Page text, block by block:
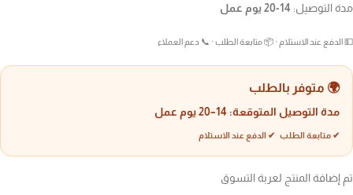
مدة التوصيل: 14-20 يوم عمل
💵 الدفع عند الاستلام · 📦 متابعة الطلب · 📞 دعم العملاء
🌍 متوفر بالطلب
مدة التوصيل المتوقعة: 14–20 يوم عمل
✔ متابعة الطلب ✔ الدفع عند الاستلام
تم إضافة المنتج لعربة التسوق